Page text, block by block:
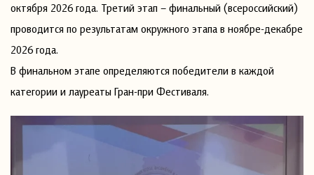
октября 2026 года. Третий этап – финальный (всероссийский)
проводится по результатам окружного этапа в ноябре-декабре
2026 года.
В финальном этапе определяются победители в каждой
категории и лауреаты Гран-при Фестиваля.